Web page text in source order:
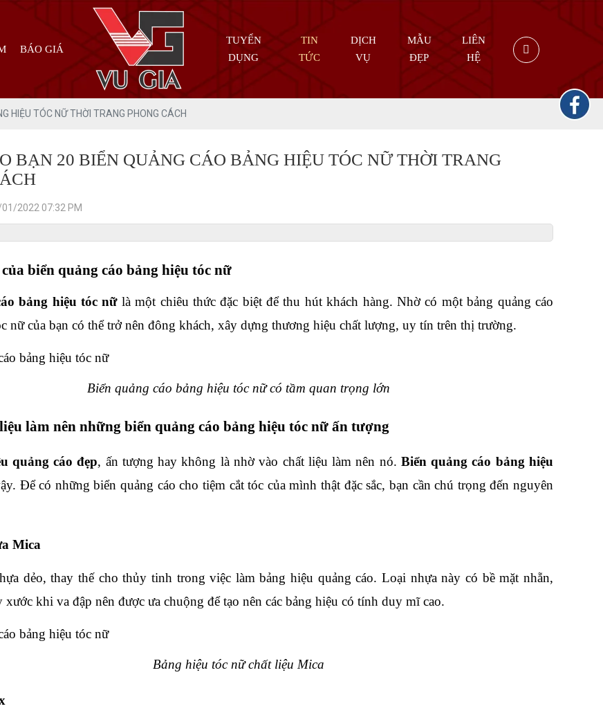
BÁO GIÁ
TUYỂN
DỤNG
TIN
TỨC
DỊCH
VỤ
MẪU
ĐẸP
LIÊN
HỆ
HIỆU TÓC NỮ THỜI TRANG PHONG CÁCH
BẠN 20 BIỂN QUẢNG CÁO BẢNG HIỆU TÓC NỮ THỜI TRANG
2022 07:32 PM
biển quảng cáo bảng hiệu tóc nữ
bảng hiệu tóc nữ là một chiêu thức đặc biệt để thu hút khách hàng. Nhờ có một bảng quảng cáo
nữ của bạn có thể trở nên đông khách, xây dựng thương hiệu chất lượng, uy tín trên thị trường.
Biển quảng cáo bảng hiệu tóc nữ có tầm quan trọng lớn
làm nên những biển quảng cáo bảng hiệu tóc nữ ấn tượng
quảng cáo đẹp, ấn tượng hay không là nhờ vào chất liệu làm nên nó. Biển quảng cáo bảng hiệu
Để có những biển quảng cáo cho tiệm cắt tóc của mình thật đặc sắc, bạn cần chú trọng đến nguyên
Mica
dẻo, thay thế cho thủy tinh trong việc làm bảng hiệu quảng cáo. Loại nhựa này có bề mặt nhẵn,
khi va đập nên được ưa chuộng để tạo nên các bảng hiệu có tính duy mĩ cao.
Bảng hiệu tóc nữ chất liệu Mica